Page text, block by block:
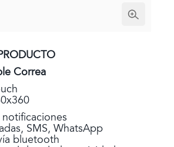
Correa
SMS, WhatsApp
bluetooth